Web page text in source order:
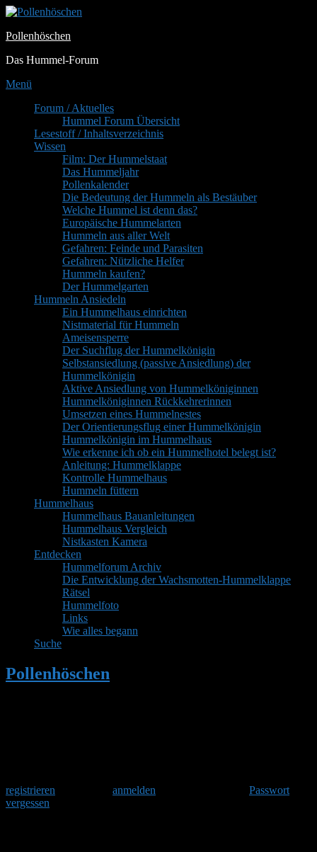
Zum
springen
Pollenhöschen
Das Hummel-Forum
Menü
PrimäresForum / Aktuelles
Hummel Forum Übersicht
Lesestoff / Inhaltsverzeichnis
Wissen
Film: Der Hummelstaat
Das Hummeljahr
Pollenkalender
Die Bedeutung der Hummeln als Bestäuber
Welche Hummel ist denn das?
Europäische Hummelarten
Hummeln aus aller Welt
Gefahren: Feinde und Parasiten
Gefahren: Nützliche Helfer
Hummeln kaufen?
Der Hummelgarten
Hummeln Ansiedeln
Ein Hummelhaus einrichten
Nistmaterial für Hummeln
Ameisensperre
Der Suchflug der Hummelkönigin
Selbstansiedlung (passive Ansiedlung) der
Hummelkönigin
Aktive Ansiedlung von Hummelköniginnen
Hummelköniginnen Rückkehrerinnen
Umsetzen eines Hummelnestes
Der Orientierungsflug einer Hummelkönigin
Hummelkönigin im Hummelhaus
Wie erkenne ich ob ein Hummelhotel belegt ist?
Anleitung: Hummelklappe
Kontrolle Hummelhaus
Hummeln füttern
Hummelhaus
Hummelhaus Bauanleitungen
Hummelhaus Vergleich
Nistkasten Kamera
Entdecken
Hummelforum Archiv
Die Entwicklung der Wachsmotten-Hummelklappe
Rätsel
Hummelfoto
Links
Wie alles begann
Suche
Pollenhöschen
registrieren
anmelden
Passwort
vergessen